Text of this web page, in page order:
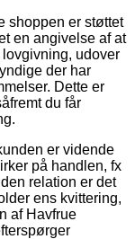
shoppen er støttet
en angivelse af at
udover
der har
Dette er
du får
er vidende
på handlen, fx
relation er det
ens kvittering,
af Havfrue